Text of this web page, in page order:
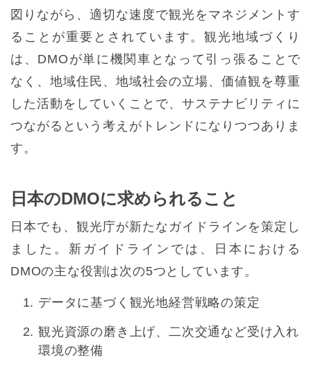
図りながら、適切な速度で観光をマネジメントす
ることが重要とされています。観光地域づくり
は、DMOが単に機関車となって引っ張ることで
なく、地域住民、地域社会の立場、価値観を尊重
した活動をしていくことで、サステナビリティに
つながるという考えがトレンドになりつつありま
す。
日本のDMOに求められること
日本でも、観光庁が新たなガイドラインを策定し
ました。新ガイドラインでは、日本における
DMOの主な役割は次の5つとしています。
データに基づく観光地経営戦略の策定
観光資源の磨き上げ、二次交通など受け入れ
環境の整備